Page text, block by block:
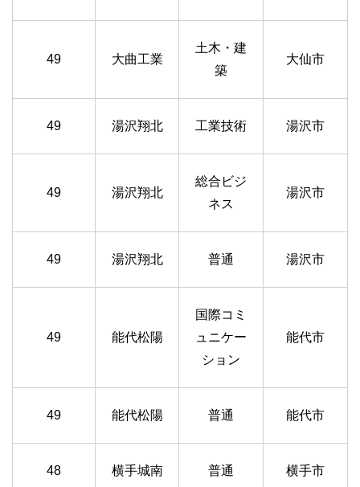
49 大曲工業
土木・建
築
大仙市
49 湯沢翔北 工業技術 湯沢市
49 湯沢翔北
総合ビジ
ネス
湯沢市
49 湯沢翔北 普通 湯沢市
49 能代松陽
国際コミ
ュニケー
ション
能代市
49 能代松陽 普通 能代市
48 横手城南 普通 横手市